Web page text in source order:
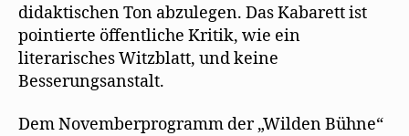
didaktischen Ton abzulegen. Das Kabarett ist
pointierte öffentliche Kritik, wie ein
literarisches Witzblatt, und keine
Besserungsanstalt.
Dem Novemberprogramm der „Wilden Bühne“